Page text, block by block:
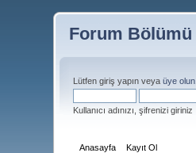
Forum Bölümü
Lütfen giriş yapın veyaüye olun
Kullanıcı adınızı, şifrenizi giriniz
Anasayfa Kayıt Ol